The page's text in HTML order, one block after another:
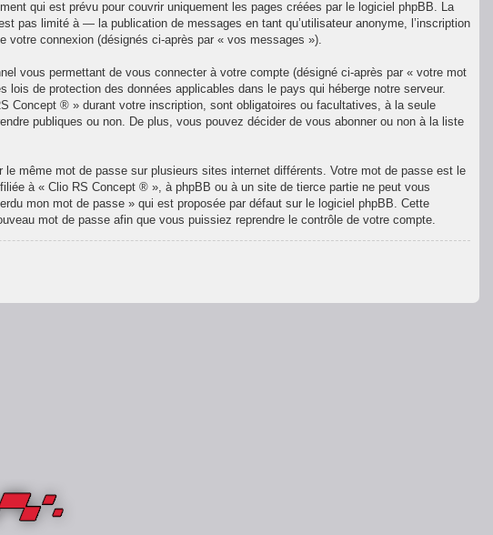
qui est prévu pour couvrir uniquement les pages créées par le logiciel phpBB. La
pas limité à — la publication de messages en tant qu’utilisateur anonyme, l’inscription
connexion (désignés ci-après par « vos messages »).
vous permettant de vous connecter à votre compte (désigné ci-après par « votre mot
de protection des données applicables dans le pays qui héberge notre serveur.
Concept ® » durant votre inscription, sont obligatoires ou facultatives, à la seule
publiques ou non. De plus, vous pouvez décider de vous abonner ou non à la liste
même mot de passe sur plusieurs sites internet différents. Votre mot de passe est le
à « Clio RS Concept ® », à phpBB ou à un site de tierce partie ne peut vous
mon mot de passe » qui est proposée par défaut sur le logiciel phpBB. Cette
mot de passe afin que vous puissiez reprendre le contrôle de votre compte.